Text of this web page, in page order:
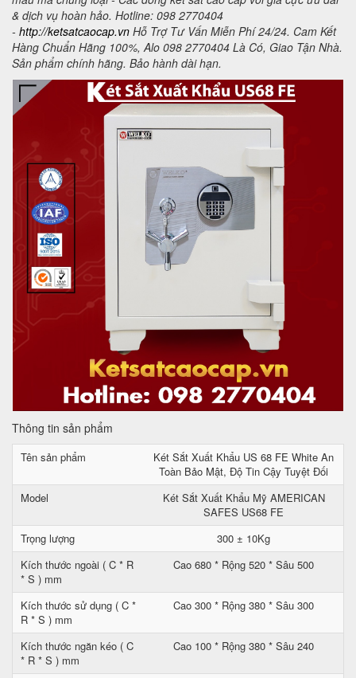
& dịch vụ hoàn hảo. Hotline: 098 2770404
- http://ketsatcaocap.vn Hỗ Trợ Tư Vấn Miễn Phí 24/24. Cam Kết
Hàng Chuẩn Hãng 100%, Alo 098 2770404 Là Có, Giao Tận Nhà.
Sản phẩm chính hãng. Bảo hành dài hạn.
Thông tin sản phẩm
Tên sản phẩm
Két Sắt Xuất Khẩu US 68 FE White An
Toàn Bảo Mật, Độ Tin Cậy Tuyệt Đối
Model
Két Sắt Xuất Khẩu Mỹ AMERICAN
SAFES US68 FE
Trọng lượng
300 ± 10Kg
Kích thước ngoài ( C * R
* S ) mm
Cao 680 * Rộng 520 * Sâu 500
Kích thước sử dụng ( C *
R * S ) mm
Cao 300 * Rộng 380 * Sâu 300
Kích thước ngăn kéo ( C
* R * S ) mm
Cao 100 * Rộng 380 * Sâu 240